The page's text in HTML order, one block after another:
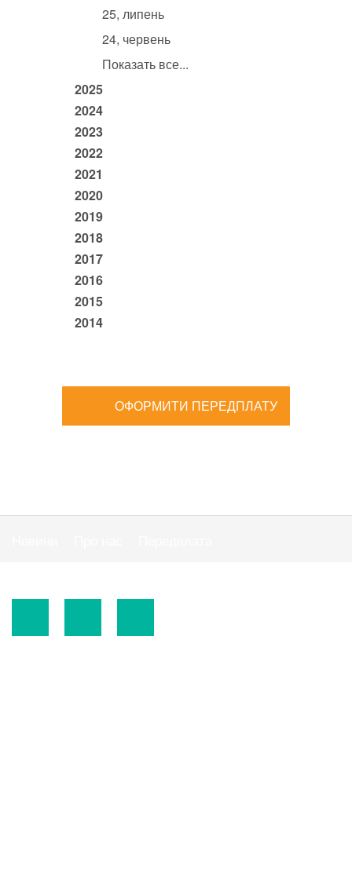
25, липень
24, червень
Показать все...
2025
2024
2023
2022
2021
2020
2019
2018
2017
2016
2015
2014
ОФОРМИТИ ПЕРЕДПЛАТУ